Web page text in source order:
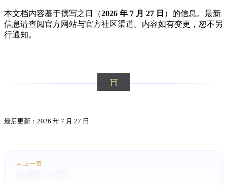
本文档内容基于撰写之日（2026 年 7 月 27 日 ）的信息。最新
信息请查阅官方网站与官方社区渠道。内容如有变更，恕不另
行通知。
最后更新：2026 年 7 月 27 日
← 上一页